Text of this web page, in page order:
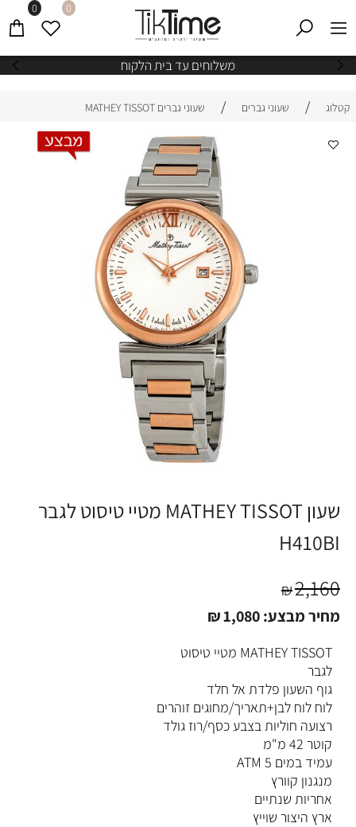
משלוחים עד בית הלקוח
0 0
קטלוג / שעוני גברים / שעוני גברים MATHEY TISSOT
שעון MATHEY TISSOT מטיי טיסוט לגבר
H410BI
₪2,160
מחיר מבצע: ₪1,080
MATHEY TISSOT מטיי טיסוט
לגבר
גוף השעון פלדת אל חלד
לוח לוח לבן+תאריך/מחוגים זוהרים
רצועה חוליות בצבע כסף/רוז גולד
קוטר 42 מ"מ
עמיד במים 5 ATM
מנגנון קוורץ
אחריות שנתיים
ארץ היצור שוייץ